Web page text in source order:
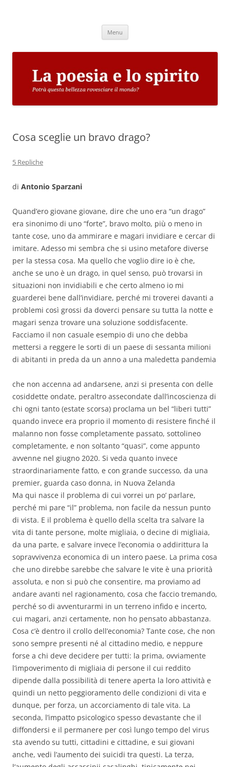
Menu
Cosa sceglie un bravo drago?
5 Repliche
di Antonio Sparzani
Quand’ero giovane giovane, dire che uno era “un drago”
era sinonimo di uno “forte”, bravo molto, più o meno in
tante cose, uno da ammirare e magari invidiare e cercar di
imitare. Adesso mi sembra che si usino metafore diverse
per la stessa cosa. Ma quello che voglio dire io è che,
anche se uno è un drago, in quel senso, può trovarsi in
situazioni non invidiabili e che certo almeno io mi
guarderei bene dall’invidiare, perché mi troverei davanti a
problemi così grossi da doverci pensare su tutta la notte e
magari senza trovare una soluzione soddisfacente.
Facciamo il non casuale esempio di uno che debba
mettersi a reggere le sorti di un paese di sessanta milioni
di abitanti in preda da un anno a una maledetta pandemia
che non accenna ad andarsene, anzi si presenta con delle
cosiddette ondate, peraltro assecondate dall’incoscienza di
chi ogni tanto (estate scorsa) proclama un bel “liberi tutti”
quando invece era proprio il momento di resistere finché il
malanno non fosse completamente passato, sottolineo
completamente, e non soltanto “quasi”, come appunto
avvenne nel giugno 2020. Si veda quanto invece
straordinariamente fatto, e con grande successo, da una
premier, guarda caso donna, in Nuova Zelanda
Ma qui nasce il problema di cui vorrei un po’ parlare,
perché mi pare “il” problema, non facile da nessun punto
di vista. E il problema è quello della scelta tra salvare la
vita di tante persone, molte migliaia, o decine di migliaia,
da una parte, e salvare invece l’economia o addirittura la
sopravvivenza economica di un intero paese. La prima cosa
che uno direbbe sarebbe che salvare le vite è una priorità
assoluta, e non si può che consentire, ma proviamo ad
andare avanti nel ragionamento, cosa che faccio tremando,
perché so di avventurarmi in un terreno infido e incerto,
cui magari, anzi certamente, non ho pensato abbastanza.
Cosa c’è dentro il crollo dell’economia? Tante cose, che non
sono sempre presenti né al cittadino medio, e neppure
forse a chi deve decidere per tutti: la prima, ovviamente
l’impoverimento di migliaia di persone il cui reddito
dipende dalla possibilità di tenere aperta la loro attività e
quindi un netto peggioramento delle condizioni di vita e
dunque, per forza, un accorciamento di tale vita. La
seconda, l’impatto psicologico spesso devastante che il
diffondersi e il permanere per così lungo tempo del virus
sta avendo su tutti, cittadini e cittadine, e sui giovani
anche, vedi l’aumento dei suicidi tra questi. La terza,